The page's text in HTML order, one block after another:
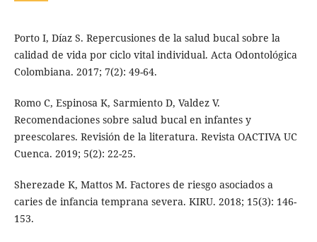
Porto I, Díaz S. Repercusiones de la salud bucal sobre la
calidad de vida por ciclo vital individual. Acta Odontológica
Colombiana. 2017; 7(2): 49-64.
Romo C, Espinosa K, Sarmiento D, Valdez V.
Recomendaciones sobre salud bucal en infantes y
preescolares. Revisión de la literatura. Revista OACTIVA UC
Cuenca. 2019; 5(2): 22-25.
Sherezade K, Mattos M. Factores de riesgo asociados a
caries de infancia temprana severa. KIRU. 2018; 15(3): 146-
153.